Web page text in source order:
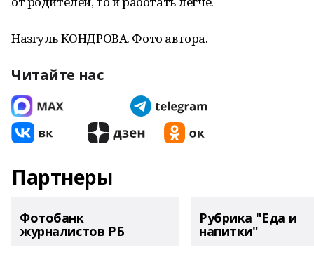
Назгуль КОНДРОВА. Фото автора.
Читайте нас
Партнеры
Фотобанк
журналистов РБ
Рубрика "Еда и
напитки"